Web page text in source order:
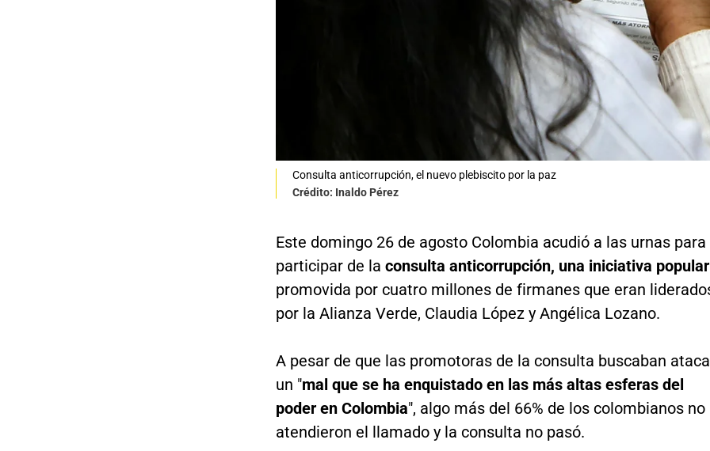
Consulta anticorrupción, el nuevo plebiscito por la paz
Crédito: Inaldo Pérez
Este domingo 26 de agosto Colombia acudió a las urnas para
participar de la consulta anticorrupción, una iniciativa popular
promovida por cuatro millones de firmanes que eran
por la Alianza Verde, Claudia López y Angélica Lozano.
A pesar de que las promotoras de la consulta buscaban
un "mal que se ha enquistado en las más altas esferas del
poder en Colombia", algo más del 66% de los colombianos no
atendieron el llamado y la consulta no pasó.